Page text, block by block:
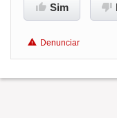
Sim
Denunciar